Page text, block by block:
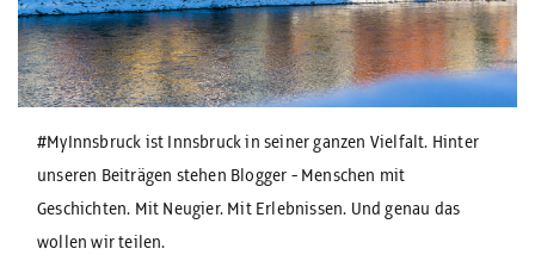
#MyInnsbruck ist Innsbruck in seiner ganzen Vielfalt. Hinter
unseren Beiträgen stehen Blogger - Menschen mit
Geschichten. Mit Neugier. Mit Erlebnissen. Und genau das
wollen wir teilen.